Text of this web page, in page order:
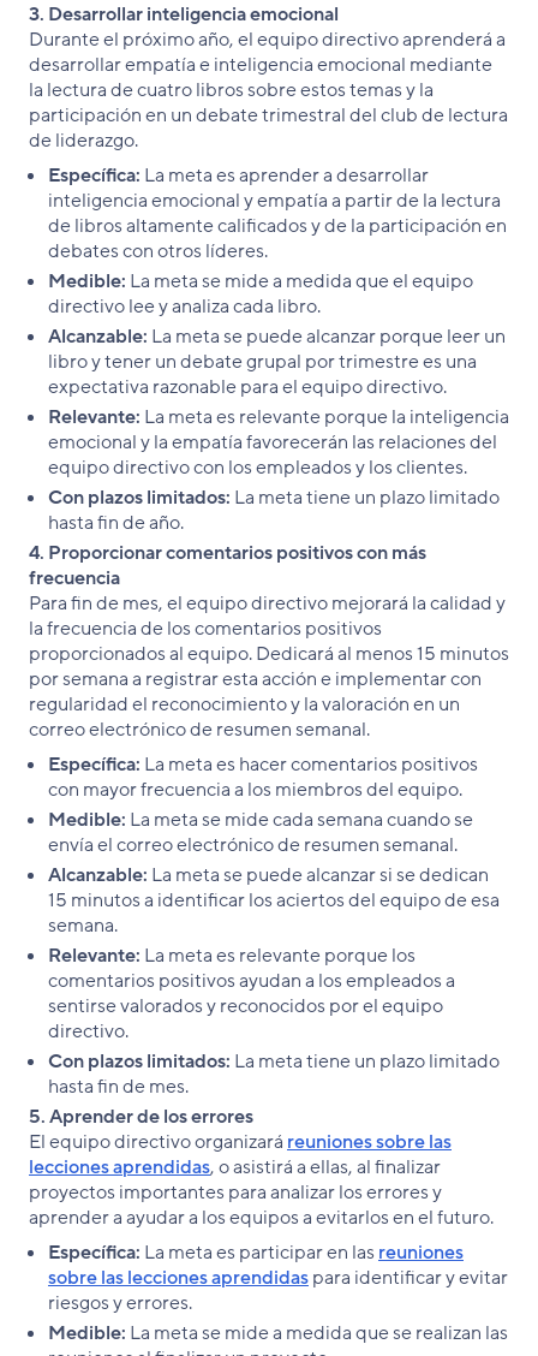
3. Desarrollar inteligencia emocional
Durante el próximo año, el equipo directivo aprenderá a
desarrollar empatía e inteligencia emocional mediante
la lectura de cuatro libros sobre estos temas y la
participación en un debate trimestral del club de lectura
de liderazgo.
Específica: La meta es aprender a desarrollar
inteligencia emocional y empatía a partir de la lectura
de libros altamente calificados y de la participación en
debates con otros líderes.
Medible: La meta se mide a medida que el equipo
directivo lee y analiza cada libro.
Alcanzable: La meta se puede alcanzar porque leer un
libro y tener un debate grupal por trimestre es una
expectativa razonable para el equipo directivo.
Relevante: La meta es relevante porque la inteligencia
emocional y la empatía favorecerán las relaciones del
equipo directivo con los empleados y los clientes.
Con plazos limitados: La meta tiene un plazo limitado
hasta fin de año.
4. Proporcionar comentarios positivos con más
frecuencia
Para fin de mes, el equipo directivo mejorará la calidad y
la frecuencia de los comentarios positivos
proporcionados al equipo. Dedicará al menos 15 minutos
por semana a registrar esta acción e implementar con
regularidad el reconocimiento y la valoración en un
correo electrónico de resumen semanal.
Específica: La meta es hacer comentarios positivos
con mayor frecuencia a los miembros del equipo.
Medible: La meta se mide cada semana cuando se
envía el correo electrónico de resumen semanal.
Alcanzable: La meta se puede alcanzar si se dedican
15 minutos a identificar los aciertos del equipo de esa
semana.
Relevante: La meta es relevante porque los
comentarios positivos ayudan a los empleados a
sentirse valorados y reconocidos por el equipo
directivo.
Con plazos limitados: La meta tiene un plazo limitado
hasta fin de mes.
5. Aprender de los errores
El equipo directivo organizará reuniones sobre las
lecciones aprendidas, o asistirá a ellas, al finalizar
proyectos importantes para analizar los errores y
aprender a ayudar a los equipos a evitarlos en el futuro.
Específica: La meta es participar en las reuniones
sobre las lecciones aprendidaspara identificar y evitar
riesgos y errores.
Medible: La meta se mide a medida que se realizan las